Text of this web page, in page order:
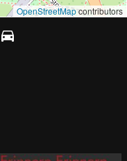
OpenStreetMapcontributors